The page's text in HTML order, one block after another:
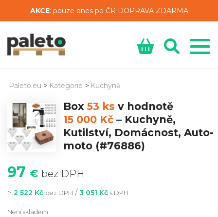
AKCE: pouze dnes po ČR DOPRAVA ZDARMA
Paleto.eu > Kategorie > Kuchyně
Box 53 ks v hodnotě
15 000 Kč – Kuchyně,
Kutilství, Domácnost, Auto-
moto (#76886)
97 € bez DPH
~ 2 522 Kč bez DPH / 3 051 Kč s DPH
Není skladem